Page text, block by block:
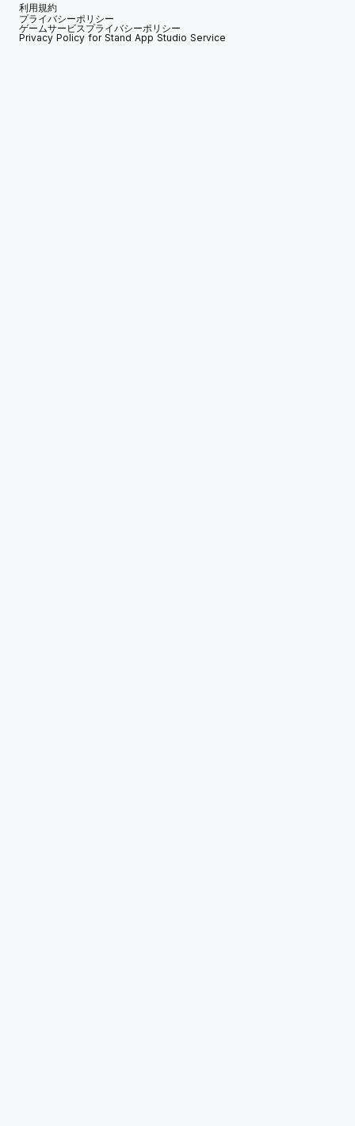
利用規約
プライバシーポリシー
ゲームサービスプライバシーポリシー
Privacy Policy for Stand App Studio Service